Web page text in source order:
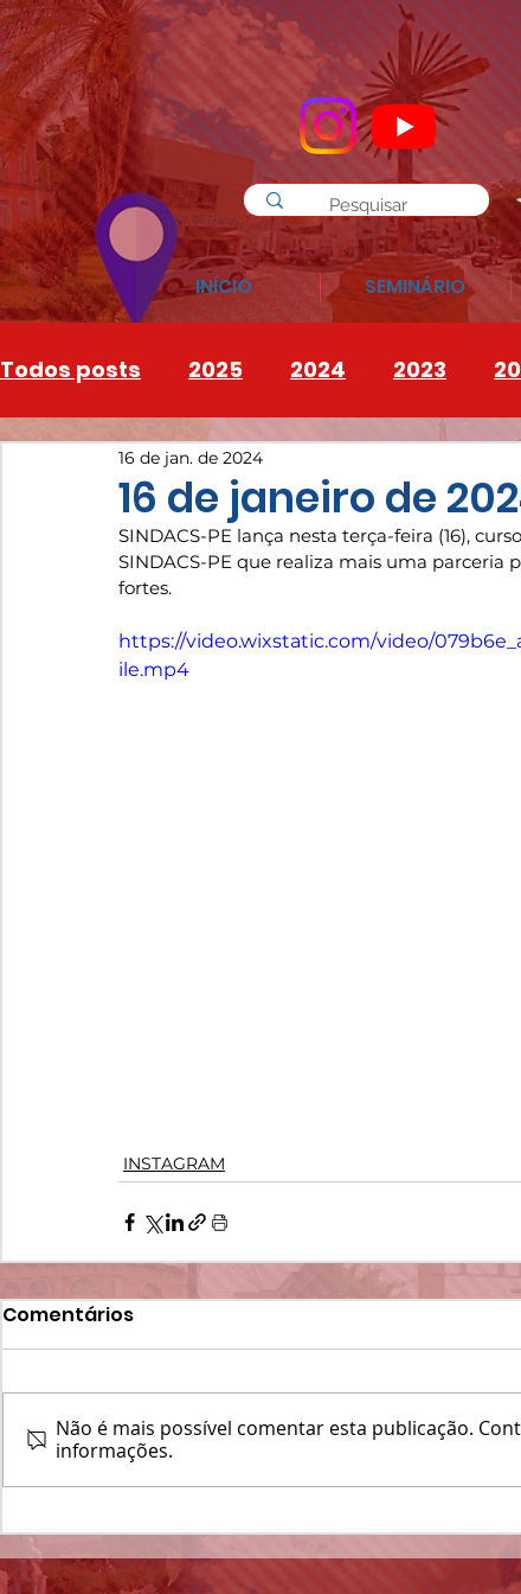
INÍCIO SEMINÁRIO
Todos posts 2025 2024 2023
INSTAGRAM 2026
16 de janeiro de
16 de jan. de 2024
SINDACS-PE lança nesta terça-feira (16),
SINDACS-PE que realiza mais uma parceria
fortes.
https://video.wixstatic.com/video/
ile.mp4
INSTAGRAM
Comentários
Não é mais possível comentar esta publicação.
informações.